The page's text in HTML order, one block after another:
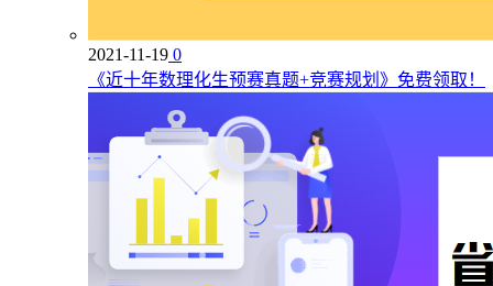
2021-11-19 0
《近十年数理化生预赛真题+竞赛规划》免费领取！